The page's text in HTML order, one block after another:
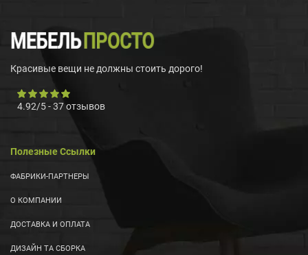
Красивые вещи не должны стоить дорого!
4.92/5-37отзывов
Полезные Ссылки
ФАБРИКИ-ПАРТНЕРЫ
О КОМПАНИИ
ДОСТАВКА И ОПЛАТА
ДИЗАЙН ТА СБОРКА